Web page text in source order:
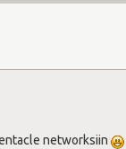
networksiin